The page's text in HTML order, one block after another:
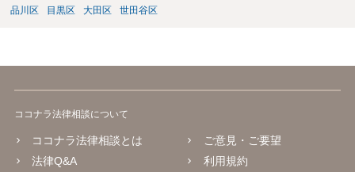
品川区
目黒区 大田区 世田谷区
ココナラ法律相談について
ココナラ法律相談とは
法律Q&A
ご意見・ご要望
利用規約